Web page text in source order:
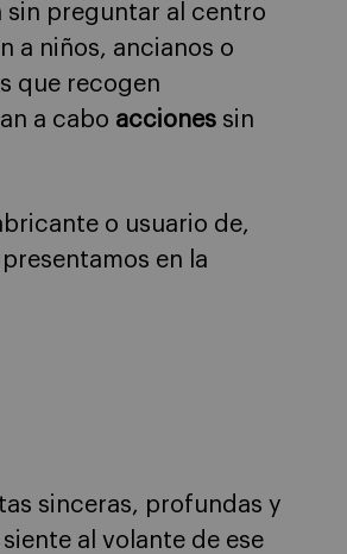
sin preguntar al centro
a niños, ancianos o
que recogen
a cabo acciones sin
o usuario de,
en la
sinceras, profundas y
al volante de ese